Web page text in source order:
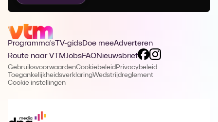
Programma's TV-gidsDoe meeAdverteren
Route naar VTMJobsFAQNieuwsbrief
GebruiksvoorwaardenCookiebeleidPrivacybeleid
ToegankelijkheidsverklaringWedstrijdreglement
Cookie instellingen